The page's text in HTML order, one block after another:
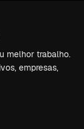
melhor trabalho.
empresas,